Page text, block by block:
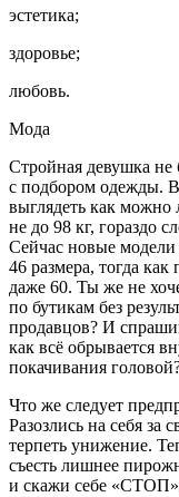
эстетика;
здоровье;
любовь.
Мода
Стройная девушка не
с подбором одежды.
выглядеть как можно
не до 98 кг, гораздо
Сейчас новые
46 размера, тогда
даже 60. Ты же не
по бутикам без
продавцов? И
как всё обрывается
покачивания
Что же следует
Разозлись на себя за
терпеть унижение.
съесть лишнее
и скажи себе «СТОП»